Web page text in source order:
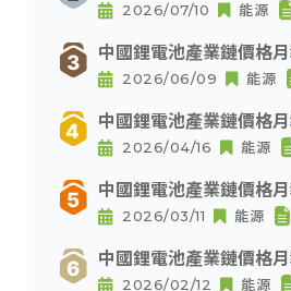
2026/07/10 能源
中國鋰電池產業鏈價格
2026/06/09 能源
中國鋰電池產業鏈價格
2026/04/16 能源
中國鋰電池產業鏈價格
2026/03/11 能源
中國鋰電池產業鏈價格
2026/02/12 能源